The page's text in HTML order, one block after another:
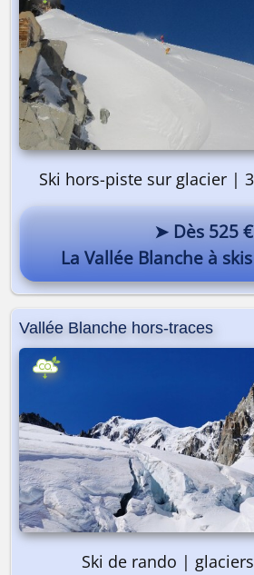
Ski hors-piste sur glacier |
➤ Dès 525 €
La Vallée Blanche à
Vallée Blanche hors-traces
Ski de rando |